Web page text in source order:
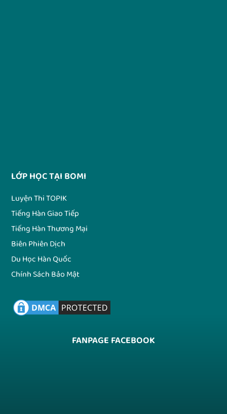
LỚP HỌC TẠI BOMI
Luyện Thi TOPIK
Tiếng Hàn Giao Tiếp
Tiếng Hàn Thương Mại
Biên Phiên Dịch
Du Học Hàn Quốc
Chính Sách Bảo Mật
FANPAGE FACEBOOK